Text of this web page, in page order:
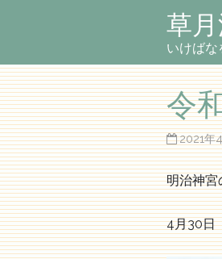
草
いけばな
令
2021年
明治神宮
4月30日